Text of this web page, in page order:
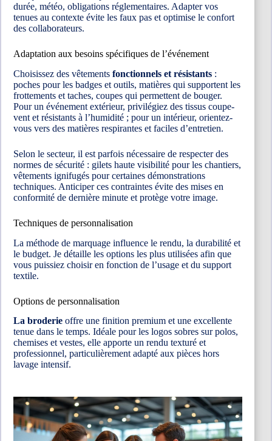
durée, météo, obligations réglementaires. Adapter vos
tenues au contexte évite les faux pas et optimise le confort
des collaborateurs.
Adaptation aux besoins spécifiques de l’événement
Choisissez des vêtements fonctionnels et résistants :
poches pour les badges et outils, matières qui supportent les
frottements et taches, coupes qui permettent de bouger.
Pour un événement extérieur, privilégiez des tissus coupe-
vent et résistants à l’humidité ; pour un intérieur, orientez-
vous vers des matières respirantes et faciles d’entretien.
Selon le secteur, il est parfois nécessaire de respecter des
normes de sécurité : gilets haute visibilité pour les chantiers,
vêtements ignifugés pour certaines démonstrations
techniques. Anticiper ces contraintes évite des mises en
conformité de dernière minute et protège votre image.
Techniques de personnalisation
La méthode de marquage influence le rendu, la durabilité et
le budget. Je détaille les options les plus utilisées afin que
vous puissiez choisir en fonction de l’usage et du support
textile.
Options de personnalisation
La broderie offre une finition premium et une excellente
tenue dans le temps. Idéale pour les logos sobres sur polos,
chemises et vestes, elle apporte un rendu texturé et
professionnel, particulièrement adapté aux pièces hors
lavage intensif.